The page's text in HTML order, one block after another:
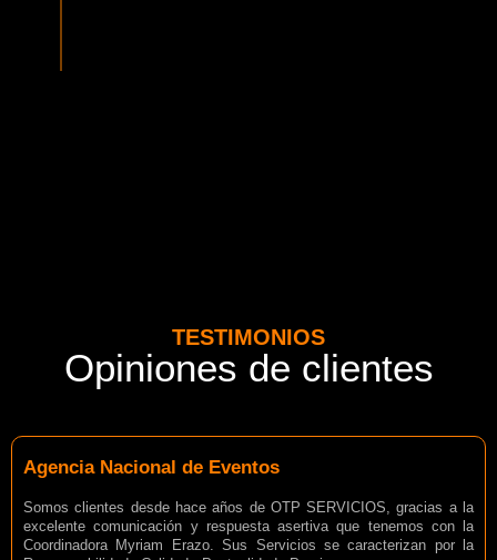
TESTIMONIOS
Opiniones de clientes
Agencia Nacional de Eventos
Somos clientes desde hace años de OTP SERVICIOS, gracias a la
excelente comunicación y respuesta asertiva que tenemos con la
Coordinadora Myriam Erazo. Sus Servicios se caracterizan por la